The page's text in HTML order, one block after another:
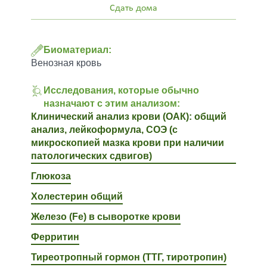
Сдать дома
Биоматериал:
Венозная кровь
Исследования, которые обычно
назначают с этим анализом:
Клинический анализ крови (ОАК): общий
анализ, лейкоформула, СОЭ (с
микроскопией мазка крови при наличии
патологических сдвигов)
Глюкоза
Холестерин общий
Железо (Fe) в сыворотке крови
Ферритин
Тиреотропный гормон (ТТГ, тиротропин)